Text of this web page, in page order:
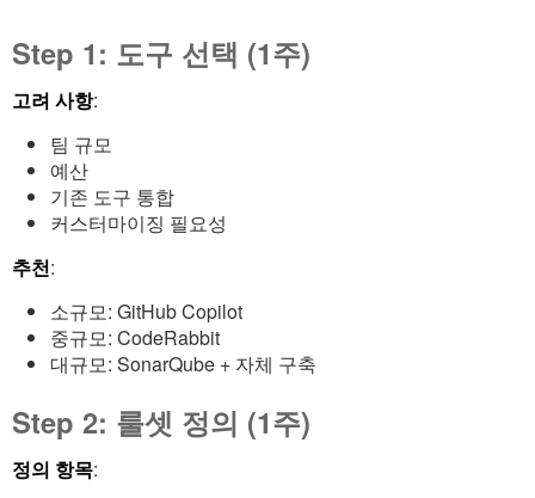
Step 1: 도구 선택 (1주)
고려 사항:
팀 규모
예산
기존 도구 통합
커스터마이징 필요성
추천:
소규모: GitHub Copilot
중규모: CodeRabbit
대규모: SonarQube + 자체 구축
Step 2: 룰셋 정의 (1주)
정의 항목: